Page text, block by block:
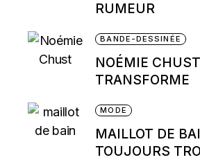
RUMEUR
BANDE-DESSINÉE
NOÉMIE
TRANSFORME
MODE
MAILLOT DE
TOUJOURS